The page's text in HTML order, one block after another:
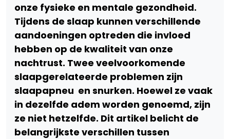
onze fysieke en mentale gezondheid.
Tijdens de slaap kunnen verschillende
aandoeningen optreden die invloed
hebben op de kwaliteit van onze
nachtrust. Twee veelvoorkomende
slaapgerelateerde problemen zijn
slaapapneu en snurken. Hoewel ze vaak
in dezelfde adem worden genoemd, zijn
ze niet hetzelfde. Dit artikel belicht de
belangrijkste verschillen tussen